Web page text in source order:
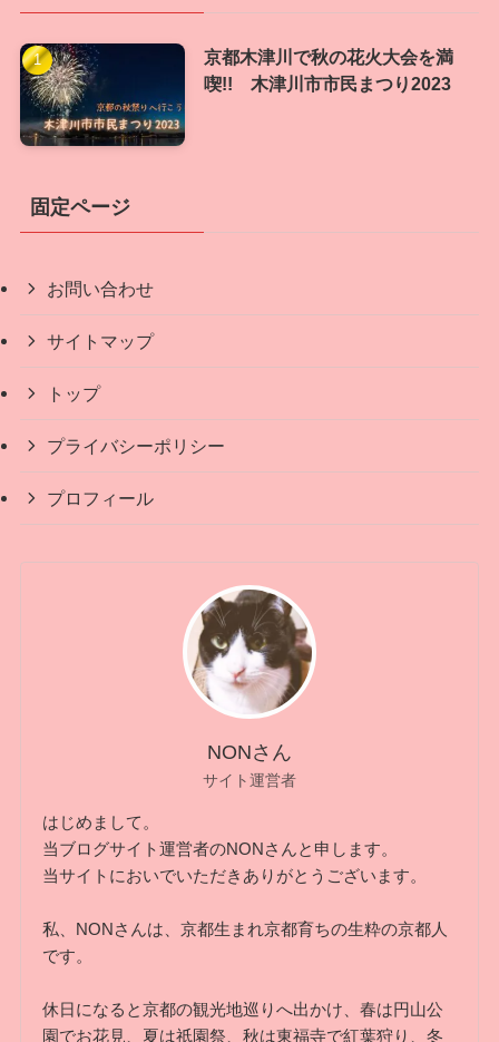
京都木津川で秋の花火大会を満
喫!! 木津川市市民まつり2023
固定ページ
お問い合わせ
サイトマップ
トップ
プライバシーポリシー
プロフィール
NONさん
サイト運営者
はじめまして。
当ブログサイト運営者のNONさんと申します。
当サイトにおいでいただきありがとうございます。
私、NONさんは、京都生まれ京都育ちの生粋の京都人
です。
休日になると京都の観光地巡りへ出かけ、春は円山公
園でお花見、夏は祇園祭、秋は東福寺で紅葉狩り、冬